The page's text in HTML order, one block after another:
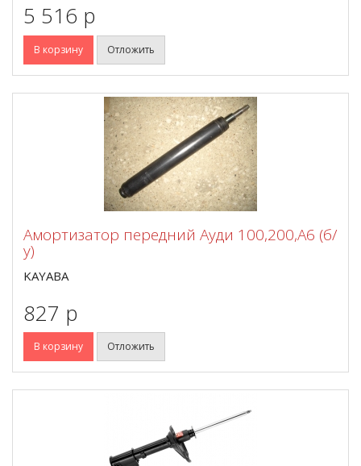
5 516 p
В корзину Отложить
Амортизатор передний Ауди 100,200,А6 (б/
у)
KAYABA
827 p
В корзину Отложить